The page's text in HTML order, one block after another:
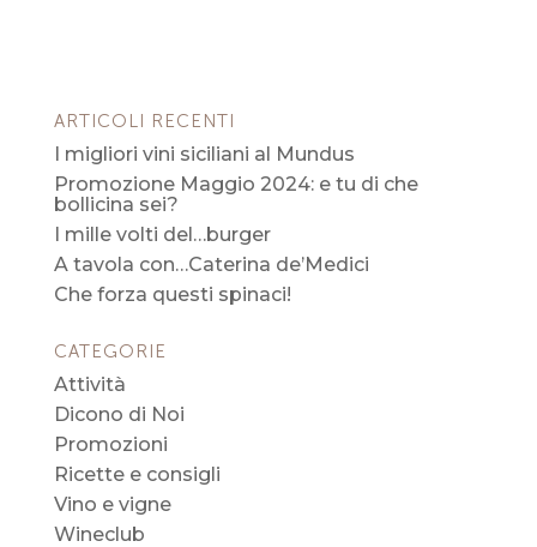
ARTICOLI RECENTI
I migliori vini siciliani al Mundus
Promozione Maggio 2024: e tu di che
bollicina sei?
I mille volti del…burger
A tavola con…Caterina de’Medici
Che forza questi spinaci!
CATEGORIE
Attività
Dicono di Noi
Promozioni
Ricette e consigli
Vino e vigne
Wineclub